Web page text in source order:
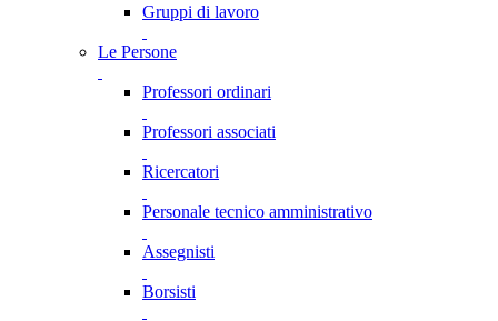
Gruppi di lavoro
Le Persone
Professori ordinari
Professori associati
Ricercatori
Personale tecnico amministrativo
Assegnisti
Borsisti